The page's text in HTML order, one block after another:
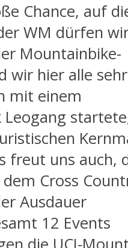
Chance, auf
WM dürfen
Mountainbike-
wir hier alle sehr
mit einem
freut uns auch,
Cross
Ausdauer
12 Events